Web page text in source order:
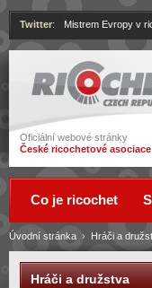
Ricochet
Oficiální webové stránky
České ricochetové asociace
Twitter: Mistrem Evropy v
Úvodní stránka › Hráči a
Co je ricochet
Hráči a družstva